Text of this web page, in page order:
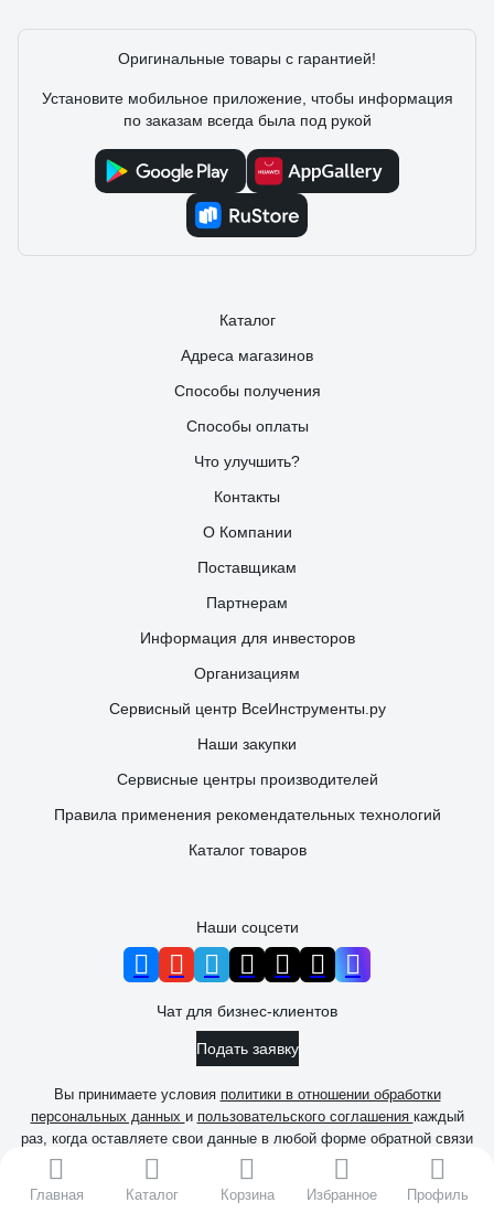
Главная Каталог Корзина Избранное Профиль
Оригинальные товары с гарантией!
Установите мобильное приложение, чтобы информация
по заказам всегда была под рукой
Каталог
Адреса магазинов
Способы получения
Способы оплаты
Что улучшить?
Контакты
О Компании
Поставщикам
Партнерам
Информация для инвесторов
Организациям
Сервисный центр ВсеИнструменты.ру
Наши закупки
Сервисные центры производителей
Правила применения рекомендательных технологий
Каталог товаров
Наши соцсети
Чат для бизнес-клиентов
Подать заявку
Вы принимаете условия политики в отношении обработки
персональных данных и пользовательского соглашения каждый
раз, когда оставляете свои данные в любой форме обратной связи
на сайте ВсеИнструменты.ру
© 2006 — 2026. ВсеИнструменты.ру